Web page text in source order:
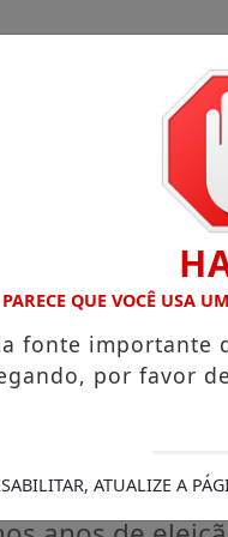
VOLTADA AO
valores
PARECE QUE VOCÊ USA
fonte importante
por favor
ATUALIZE A